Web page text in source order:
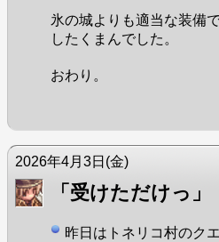
氷の城よりも適当な装備
したくまんでした。
おわり。
2026年4月3日 (金)
「受けただけっ」
昨日はトネリコ村のク